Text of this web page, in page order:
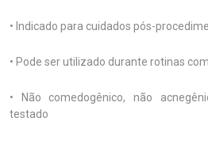
• Indicado para cuidados pós-
• Pode ser utilizado durante rotinas
• Não comedogênico, não
testado